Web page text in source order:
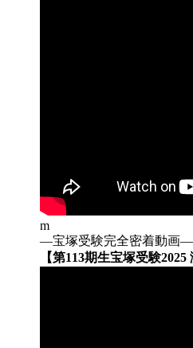
m
―宝塚受験完全密着動画―
【第113期生宝塚受験